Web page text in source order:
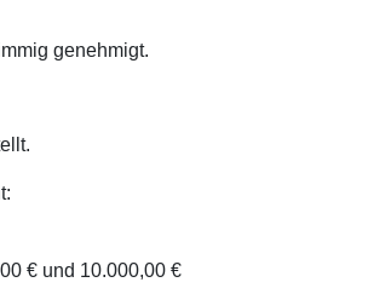
genehmigt.
€ und 10.000,00 €